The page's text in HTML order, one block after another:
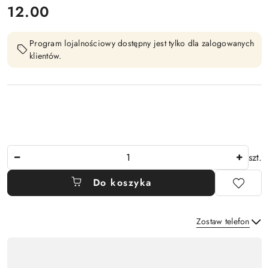
cena:
12.00
Program lojalnościowy dostępny jest tylko dla zalogowanych
klientów.
szt.
Do koszyka
Zostaw telefon